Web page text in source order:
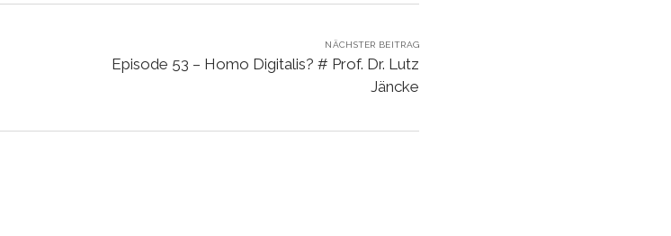
NÄCHSTER BEITRAG
Episode 53 – Homo Digitalis? # Prof. Dr. Lutz
Jäncke